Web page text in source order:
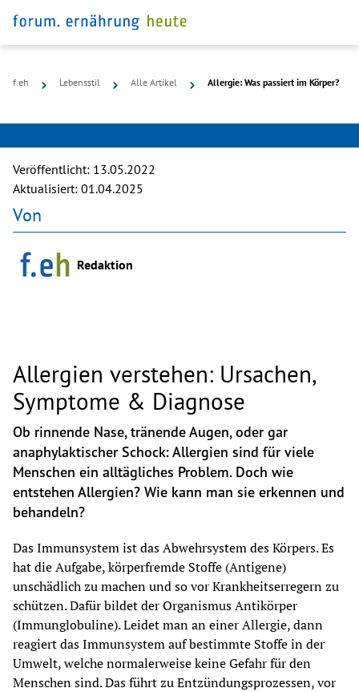
f.eh Lebensstil Alle Artikel
Allergie: Was passiert im Körper?
Veröffentlicht: 13.05.2022
Aktualisiert: 01.04.2025
Von
Redaktion
Allergien verstehen: Ursachen,
Symptome & Diagnose
Ob rinnende Nase, tränende Augen, oder gar
anaphylaktischer Schock: Allergien sind für viele
Menschen ein alltägliches Problem. Doch wie
entstehen Allergien? Wie kann man sie erkennen und
behandeln?
Das Immunsystem ist das Abwehrsystem des Körpers. Es
hat die Aufgabe, körperfremde Stoffe (Antigene)
unschädlich zu machen und so vor Krankheitserregern zu
schützen. Dafür bildet der Organismus Antikörper
(Immunglobuline). Leidet man an einer Allergie, dann
reagiert das Immunsystem auf bestimmte Stoffe in der
Umwelt, welche normalerweise keine Gefahr für den
Menschen sind. Das führt zu Entzündungsprozessen, vor